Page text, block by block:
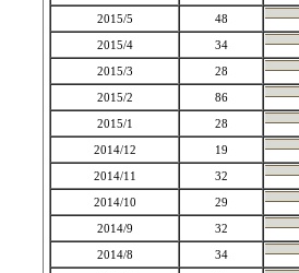
2015/5
48
2015/4
34
2015/3
28
2015/2
86
2015/1
28
2014/12
19
2014/11
32
2014/10
29
2014/9
32
2014/8
34